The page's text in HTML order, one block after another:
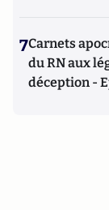
7Carnets
du RN aux
déception -